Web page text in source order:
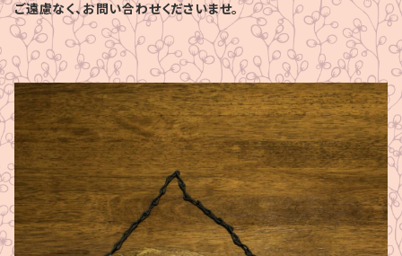
ご遠慮なく、お問い合わせくださいませ。